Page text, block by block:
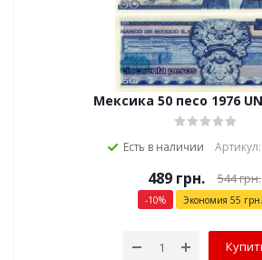
Мексика 50 песо 1976
Есть в наличии
489грн. 544грн.
-10% Экономия 55 грн.